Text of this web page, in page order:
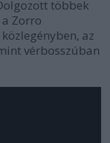
többek
Zorro
az
vérbosszúban